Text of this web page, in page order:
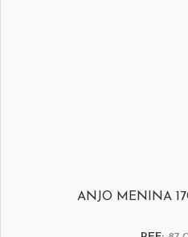
ANJO MENINA